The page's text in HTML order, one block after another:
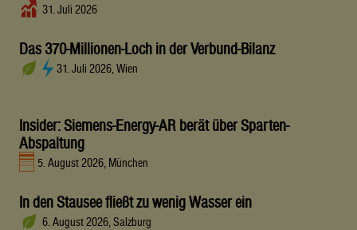
31. Juli 2026
Das 370-Millionen-Loch in der Verbund-Bilanz
31. Juli 2026, Wien
Insider: Siemens-Energy-AR berät über Sparten-
Abspaltung
5. August 2026, München
In den Stausee fließt zu wenig Wasser ein
6. August 2026, Salzburg